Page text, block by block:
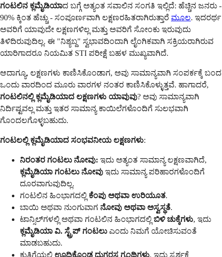
ಗಂಟಲಿನ ಕ್ಲಮೈಡಿಯಾದ ಬಗ್ಗೆ ಅತ್ಯಂತ ಸವಾಲಿನ ಸಂಗತಿ ಇಲ್ಲಿದೆ: ಹೆಚ್ಚಿನ ಜನರು -
90% ಕ್ಕಿಂತ ಹೆಚ್ಚು - ಸಂಪೂರ್ಣವಾಗಿ ಲಕ್ಷಣರಹಿತರಾಗಿರುತ್ತಾರೆ ಮೂಲ. ಇದರರ್ಥ
ಅವರಿಗೆ ಯಾವುದೇ ಲಕ್ಷಣಗಳಿಲ್ಲ ಮತ್ತು ಅವರಿಗೆ ಸೋಂಕು ಇರುವುದು
ತಿಳಿದಿರುವುದಿಲ್ಲ. ಈ "ನಿಶ್ಯಬ್ದ" ಸ್ವಭಾವದಿಂದಾಗಿ ಲೈಂಗಿಕವಾಗಿ ಸಕ್ರಿಯರಾಗಿರುವ
ಯಾರಿಗಾದರೂ ನಿಯಮಿತ STI ಪರೀಕ್ಷೆ ಬಹಳ ಮುಖ್ಯವಾಗಿದೆ.
ಆದಾಗ್ಯೂ, ಲಕ್ಷಣಗಳು ಕಾಣಿಸಿಕೊಂಡಾಗ, ಅವು ಸಾಮಾನ್ಯವಾಗಿ ಸಂಪರ್ಕಕ್ಕೆ ಬಂದ
ಒಂದು ವಾರದಿಂದ ಮೂರು ವಾರಗಳ ನಂತರ ಕಾಣಿಸಿಕೊಳ್ಳುತ್ತವೆ. ಹಾಗಾದರೆ,
ಗಂಟಲಿನಲ್ಲಿ ಕ್ಲಮೈಡಿಯಾದ ಲಕ್ಷಣಗಳು ಯಾವುವು? ಅವು ಸಾಮಾನ್ಯವಾಗಿ
ನಿರ್ದಿಷ್ಟವಲ್ಲ ಮತ್ತು ಇತರ ಸಾಮಾನ್ಯ ಕಾಯಿಲೆಗಳೊಂದಿಗೆ ಸುಲಭವಾಗಿ
ಗೊಂದಲಗೊಳ್ಳಬಹುದು.
ಗಂಟಲಲ್ಲಿ ಕ್ಲಮೈಡಿಯಾದ ಸಂಭವನೀಯ ಲಕ್ಷಣಗಳು:
ನಿರಂತರ ಗಂಟಲು ನೋವು: ಇದು ಅತ್ಯಂತ ಸಾಮಾನ್ಯ ಲಕ್ಷಣವಾಗಿದೆ,
ಕ್ಲಮೈಡಿಯಾ ಗಂಟಲು ನೋವು ಇದು ಸಾಮಾನ್ಯ ಪರಿಹಾರಗಳೊಂದಿಗೆ
ದೂರವಾಗುವುದಿಲ್ಲ.
ಗಂಟಲಿನ ಹಿಂಭಾಗದಲ್ಲಿ ಕೆಂಪು ಅಥವಾ ಉರಿಯೂತ.
ಬಾಯಿ ಅಥವಾ ನುಂಗುವಾಗ ನೋವು ಅಥವಾ ಅಸ್ವಸ್ಥತೆ.
ಟಾನ್ಸಿಲ್‌ಗಳಲ್ಲಿ ಅಥವಾ ಗಂಟಲಿನ ಹಿಂಭಾಗದಲ್ಲಿ ಬಿಳಿ ಚುಕ್ಕೆಗಳು, ಇದು
ಕ್ಲಮೈಡಿಯಾ ವಿ. ಸ್ಟ್ರೆಪ್ ಗಂಟಲುಎಂದು ನಿಮಗೆ ಯೋಚಿಸುವಂತೆ
ಮಾಡಬಹುದು.
ಕುತ್ತಿಗೆಯಲ್ಲಿ ಊದಿಕೊಂಡ ದುಗ್ಧರಸ ಗ್ರಂಥಿಗಳು, ಇದು ಸ್ಪರ್ಶಕ್ಕೆ